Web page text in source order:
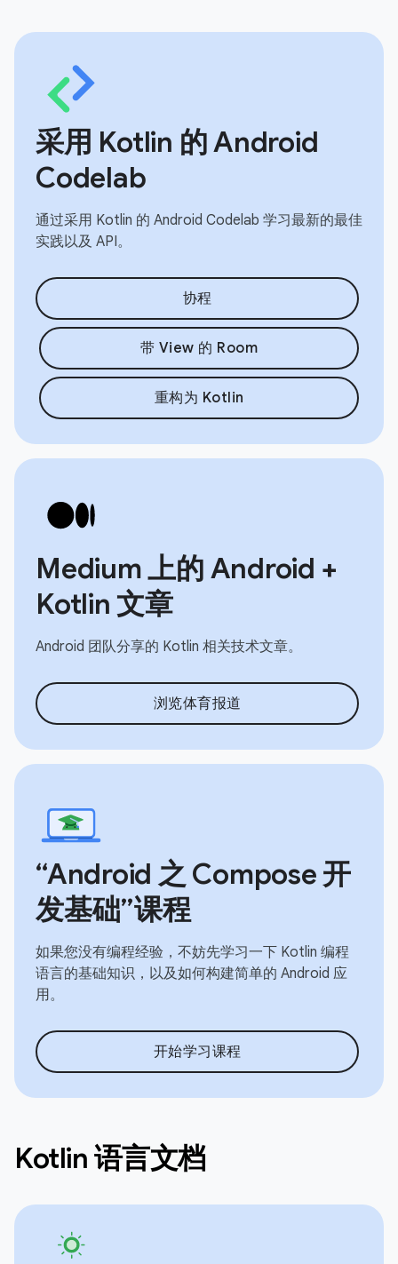
采用 Kotlin 的 Android
Codelab
通过采用 Kotlin 的 Android Codelab 学习最新的最佳
实践以及 API。
协程
带 View 的 Room
重构为 Kotlin
Medium 上的 Android +
Kotlin 文章
Android 团队分享的 Kotlin 相关技术文章。
浏览体育报道
“Android 之 Compose 开
发基础”课程
如果您没有编程经验，不妨先学习一下 Kotlin 编程
语言的基础知识，以及如何构建简单的 Android 应
用。
开始学习课程
Kotlin 语言文档